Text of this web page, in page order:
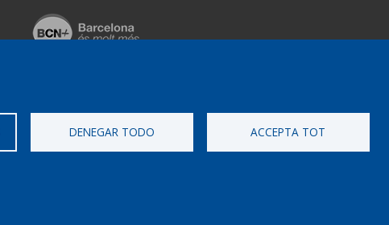
DENEGAR TODO ACCEPTA TOT